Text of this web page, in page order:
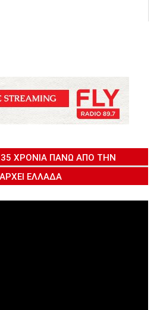
35 ΧΡΌΝΙΑ ΠΆΝΩ ΑΠΌ ΤΗΝ
ΕΛΛΆΔΑ